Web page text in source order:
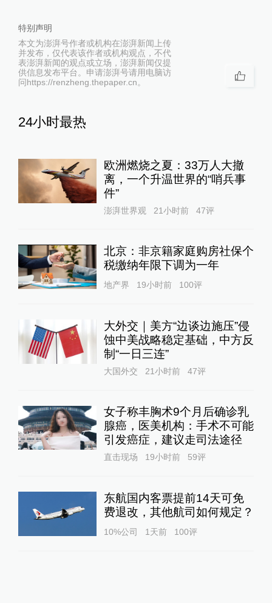
特别声明
本文为澎湃号作者或机构在澎湃新闻上传
并发布，仅代表该作者或机构观点，不代
表澎湃新闻的观点或立场，澎湃新闻仅提
供信息发布平台。申请澎湃号请用电脑访
问https://renzheng.thepaper.cn。
24小时最热
欧洲燃烧之夏：33万人大撤
离，一个升温世界的“哨兵事
件”
澎湃世界观 21小时前 47评
北京：非京籍家庭购房社保个
税缴纳年限下调为一年
地产界 19小时前 100评
大外交｜美方“边谈边施压”侵
蚀中美战略稳定基础，中方反
制“一日三连”
大国外交 21小时前 47评
女子称丰胸术9个月后确诊乳
腺癌，医美机构：手术不可能
引发癌症，建议走司法途径
直击现场 19小时前 59评
东航国内客票提前14天可免
费退改，其他航司如何规定？
10%公司 1天前 100评